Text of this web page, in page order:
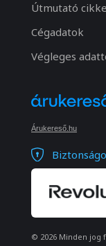
Útmutató
Cégadatok
Végleges
Árukereső.hu
© 2026 Minden jog